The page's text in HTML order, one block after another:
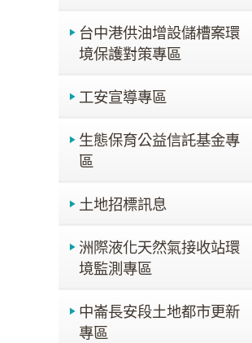
台中港供油增設儲槽案環
境保護對策專區
工安宣導專區
生態保育公益信託基金專
區
土地招標訊息
洲際液化天然氣接收站環
境監測專區
中崙長安段土地都市更新
專區